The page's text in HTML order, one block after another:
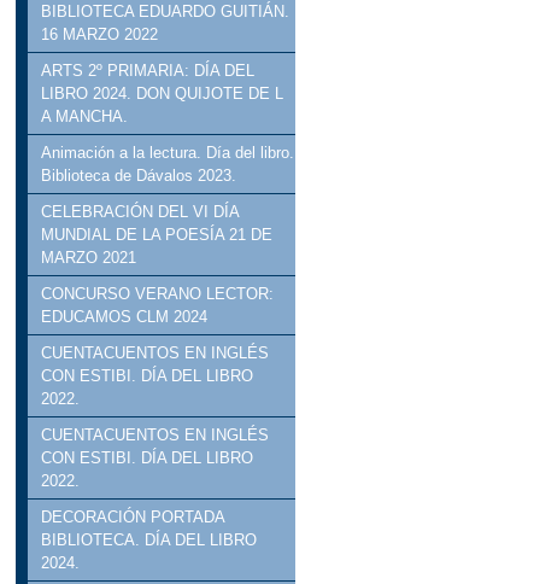
BIBLIOTECA EDUARDO GUITIÁN.
16 MARZO 2022
ARTS 2º PRIMARIA: DÍA DEL
LIBRO 2024. DON QUIJOTE DE L
A MANCHA.
Animación a la lectura. Día del libro.
Biblioteca de Dávalos 2023.
CELEBRACIÓN DEL VI DÍA
MUNDIAL DE LA POESÍA 21 DE
MARZO 2021
CONCURSO VERANO LECTOR:
EDUCAMOS CLM 2024
CUENTACUENTOS EN INGLÉS
CON ESTIBI. DÍA DEL LIBRO
2022.
CUENTACUENTOS EN INGLÉS
CON ESTIBI. DÍA DEL LIBRO
2022.
DECORACIÓN PORTADA
BIBLIOTECA. DÍA DEL LIBRO
2024.